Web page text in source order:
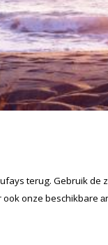
terug. Gebruik de
onze beschikbare